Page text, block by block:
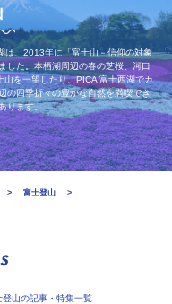
は、2013年に「富士山－信仰の対象
した。本栖湖周辺の春の芝桜、河口
を一望したり、PICA 富士西湖でカ
の四季折々の豊かな自然を満喫でき
ります。
富士登山
山の記事・特集一覧